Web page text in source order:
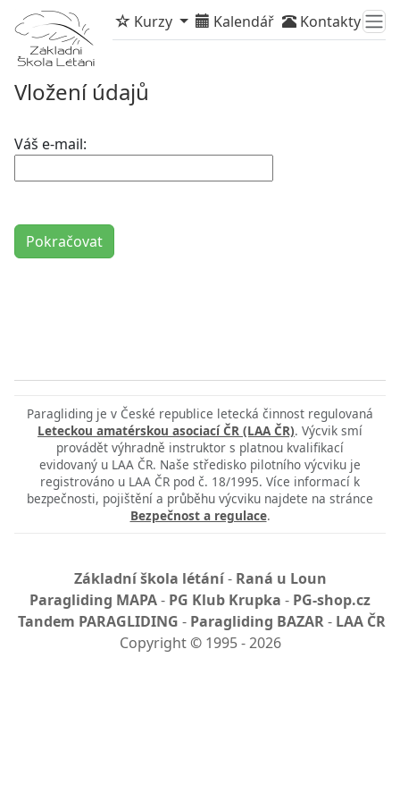
Kurzy Kalendář Kontakty
Vložení údajů
Váš e-mail:
Paragliding je v České republice letecká činnost regulovaná
Leteckou amatérskou asociací ČR (LAA ČR). Výcvik smí
provádět výhradně instruktor s platnou kvalifikací
evidovaný u LAA ČR. Naše středisko pilotního výcviku je
registrováno u LAA ČR pod č. 18/1995. Více informací k
bezpečnosti, pojištění a průběhu výcviku najdete na stránce
Bezpečnost a regulace.
Základní škola létání- Raná u Loun
Paragliding MAPA- PG Klub Krupka - PG-shop.cz
Tandem PARAGLIDING - Paragliding BAZAR- LAA ČR
Copyright©1995 - 2026